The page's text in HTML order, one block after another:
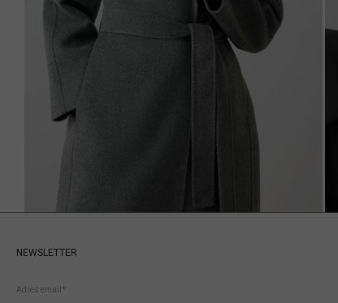
NEWSLETTER